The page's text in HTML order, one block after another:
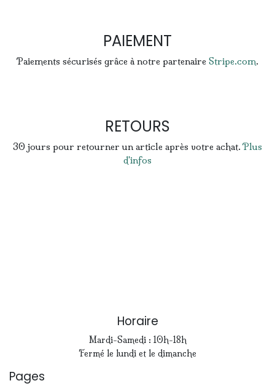
PAIEMENT
Paiements sécurisés grâce à notre partenaire Stripe.com.
RETOURS
30 jours pour retourner un article après votre achat.Plus
d'infos
Horaire
Mardi-Samedi : 10h-18h
Fermé le lundi et le dimanche
Pages